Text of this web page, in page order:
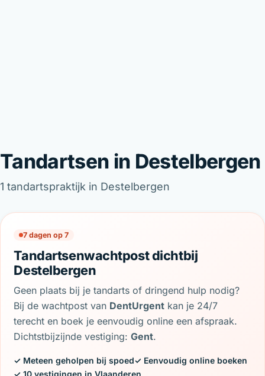
Tandartsen in Destelbergen
1 tandartspraktijk in Destelbergen
7 dagen op 7
Tandartsenwachtpost dichtbij
Destelbergen
Geen plaats bij je tandarts of dringend hulp nodig?
Bij de wachtpost van DentUrgent kan je 24/7
terecht en boek je eenvoudig online een afspraak.
Dichtstbijzijnde vestiging:Gent.
✓ Meteen geholpen bij spoed✓ Eenvoudig online boeken